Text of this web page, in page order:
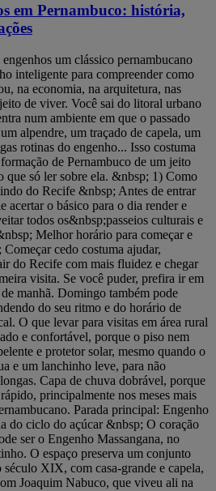
em Pernambuco: história,
um clássico pernambucano
inteligente para compreender como
na economia, na arquitetura, nas
de viver. Você sai do litoral urbano
num ambiente em que o passado
alpendre, um traçado de capela, um
rotinas do engenho... Isso costuma
de Pernambuco de um jeito
que só ler sobre ela. &nbsp; 1) Como
do Recife &nbsp; Antes de entrar
acertar o básico para o dia render e
todos os&nbsp;passeios culturais e
Melhor horário para começar e
cedo costuma ajudar,
do Recife com mais fluidez e chegar
visita. Se você puder, prefira ir em
manhã. Domingo também pode
do seu ritmo e do horário de
O que levar para visitas em área rural
e confortável, porque o piso nem
e protetor solar, mesmo quando o
e um lanchinho leve, para não
Capa de chuva dobrável, porque
principalmente nos meses mais
Parada principal: Engenho
do ciclo do açúcar &nbsp; O coração
ser o Engenho Massangana, no
O espaço preserva um conjunto
XIX, com casa-grande e capela,
Joaquim Nabuco, que viveu ali na